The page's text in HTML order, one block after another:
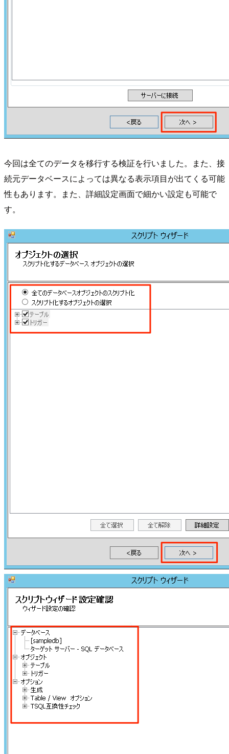
今回は全てのデータを移行する検証を行いました。また、接
続元データベースによっては異なる表示項目が出てくる可能
性もあります。また、詳細設定画面で細かい設定も可能で
す。